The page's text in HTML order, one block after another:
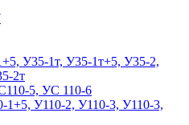
У35-1т, У35-1т+5, У35-2,
2т
5, УС 110-6
1+5, У110-2, У110-3, У110-3,